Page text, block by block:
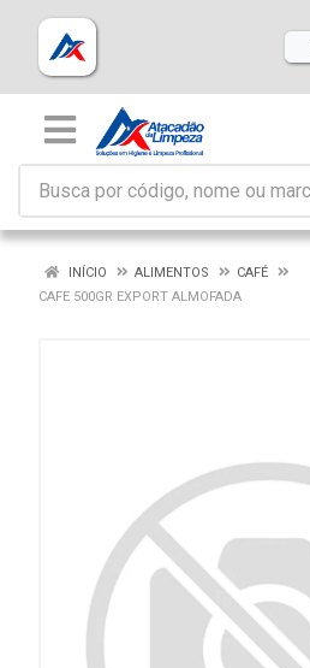
INÍCIO ALIMENTOS
CAFÉ
CAFE 500GR EXPORT ALMOFADA